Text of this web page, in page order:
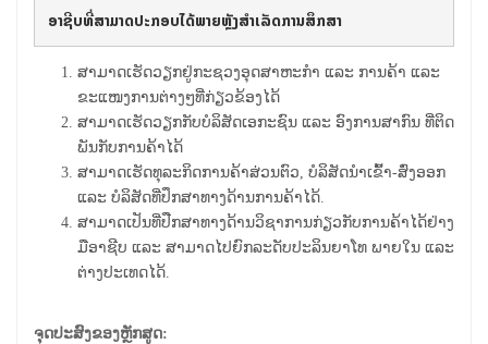
ອາຊີບທີ່ສາມາດປະກອບໄດ້ພາຍຫຼັງສຳເລັດການສຶກສາ
ສາມາດເຮັດວຽກຢູ່ກະຊວງອຸດສາຫະກຳ ແລະ ການຄ້າ ແລະ
ຂະແໜງການຕ່າງໆທີ່ກ່ຽວຂ້ອງໄດ້
ສາມາດເຮັດວຽກກັບບໍລິສັດເອກະຊົນ ແລະ ອົງການສາກົນ ທີ່ຕິດ
ພັນກັບການຄ້າໄດ້
ສາມາດເຮັດທຸລະກິດການຄ້າສ່ວນຕົວ, ບໍລິສັດນຳເຂົ້າ-ສົ່ງອອກ
ແລະ ບໍລິສັດທີ່ປຶກສາທາງດ້ານການຄ້າໄດ້.
ສາມາດເປັນທີ່ປືກສາທາງດ້ານວິຊາການກ່ຽວກັບການຄ້າໄດ້ຢ່າງ
ມືອາຊີບ ແລະ ສາມາດໄປຍົກລະດັບປະລິນຍາໂທ ພາຍໃນ ແລະ
ຕ່າງປະເທດໄດ້.
ຈຸດປະສົງຂອງຫຼັກສູດ: